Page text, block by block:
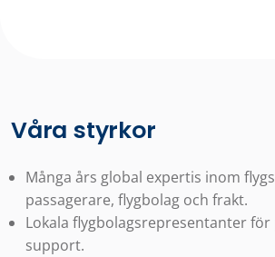
Våra styrkor
Många års global expertis inom
passagerare, flygbolag och frakt.
Lokala flygbolagsrepresentanter
support.